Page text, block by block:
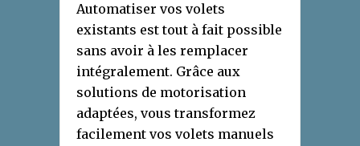
Automatiser vos volets
existants est tout à fait possible
sans avoir à les remplacer
intégralement. Grâce aux
solutions de motorisation
adaptées, vous transformez
facilement vos volets manuels